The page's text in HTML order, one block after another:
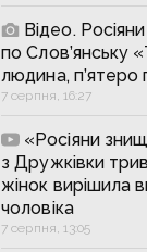
Відео.
по Слов’янську
людина, п’ятеро
7 серпня, 16:27
«Росіяни
з Дружківки
жінок вирішила
чоловіка
7 серпня, 13:05